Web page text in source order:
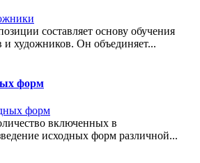
составляет основу обучения
и художников. Он объединяет...
форм
включенных в
исходных форм различной...